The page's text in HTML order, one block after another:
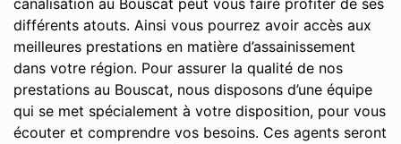
canalisation au Bouscat peut vous faire profiter de ses
différents atouts. Ainsi vous pourrez avoir accès aux
meilleures prestations en matière d’assainissement
dans votre région. Pour assurer la qualité de nos
prestations au Bouscat, nous disposons d’une équipe
qui se met spécialement à votre disposition, pour vous
écouter et comprendre vos besoins. Ces agents seront